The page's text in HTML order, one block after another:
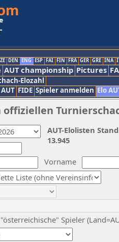
DEN ENG ESP FAI FIN FRA GER GRE INA
AUT championship Pictures
Elozahl
FIDE Spieler anmelden Elo
Vorname
Spieler
AUT-Elolisten
13.945